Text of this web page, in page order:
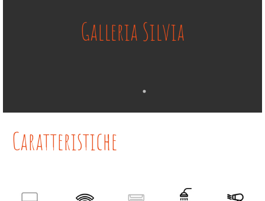
Galleria Silvia
Caratteristiche